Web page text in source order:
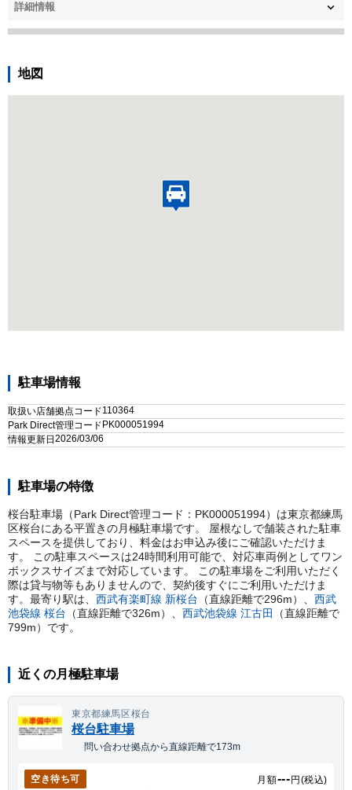
詳細情報
地図
駐車場情報
取扱い店舗拠点コード110364
Park Direct管理コード PK000051994
情報更新日 2026/03/06
駐車場の特徴
桜台駐車場（Park Direct管理コード：PK000051994）は東京都練馬
区桜台にある平置きの月極駐車場です。 屋根なしで舗装された駐車
スペースを提供しており、料金はお申込み後にご確認いただけま
す。 この駐車スペースは24時間利用可能で、対応車両例としてワン
ボックスサイズまで対応しています。 この駐車場をご利用いただく
際は貸与物等もありませんので、契約後すぐにご利用いただけま
す。 最寄り駅は、 西武有楽町線 新桜台 （直線距離で296m）
西武
池袋線 桜台 （直線距離で326m） 西武池袋線 江古田
（直線距離で
799m） です。
近くの月極駐車場
東京都練馬区桜台
桜台駐車場
問い合わせ拠点から直線距離で173m
空き待ち可 月額--- 円(税込)